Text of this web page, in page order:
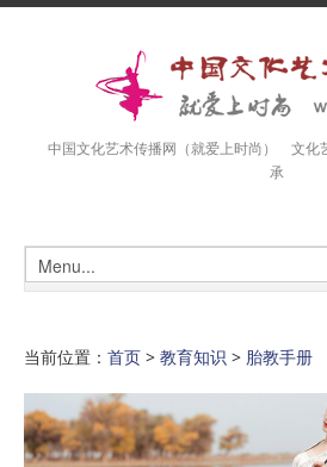
中国文化艺术传播网（就爱上时尚） 文
承
当前位置： 首页 > 教育知识 > 胎教手册